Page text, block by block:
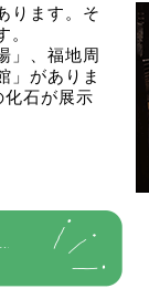
ります。そ
」、福地周
」がありま
石が展示